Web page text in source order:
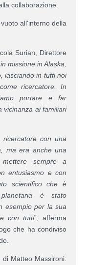
collaborazione.
all'interno della
Surian, Direttore
missione in Alaska,
lasciando in tutti noi
ricercatore. In
portare e far
vicinanza ai familiari
con una
ma era anche una
sempre a
entusiasmo e con
scientifico che è
è stato
esempio per la sua
con tutti”, afferma
che ha condiviso
Matteo Massironi: